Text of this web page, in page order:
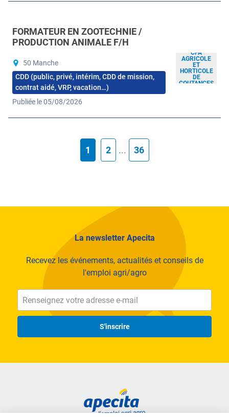
CFA
AGRICOLE
ET
HORTICOLE
DE
COUTANCES
FORMATEUR EN ZOOTECHNIE /
PRODUCTION ANIMALE F/H
50 Manche
CDD (public, privé, intérim, CDD de mission,
contrat aidé, VRP, vacation…)
Publiée le 05/08/2026
1 2 ... 36
La newsletter Apecita
Recevez les événements, actualités et conseils de
l'emploi agri/agro
S'inscrire